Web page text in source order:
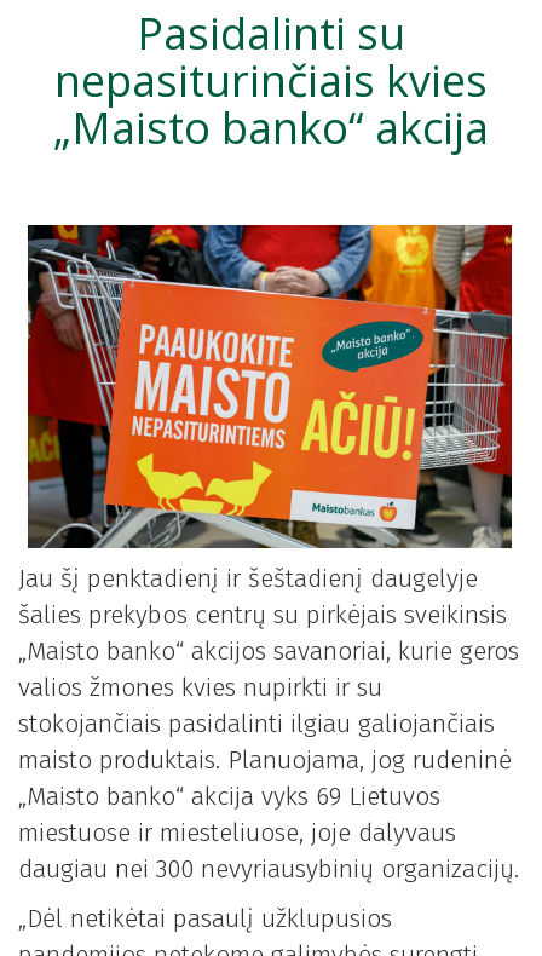
Pasidalinti su
nepasiturinčiais kvies
„Maisto banko“ akcija
Jau šį penktadienį ir šeštadienį daugelyje
šalies prekybos centrų su pirkėjais sveikinsis
„Maisto banko“ akcijos savanoriai, kurie geros
valios žmones kvies nupirkti ir su
stokojančiais pasidalinti ilgiau galiojančiais
maisto produktais. Planuojama, jog rudeninė
„Maisto banko“ akcija vyks 69 Lietuvos
miestuose ir miesteliuose, joje dalyvaus
daugiau nei 300 nevyriausybinių organizacijų.
„Dėl netikėtai pasaulį užklupusios